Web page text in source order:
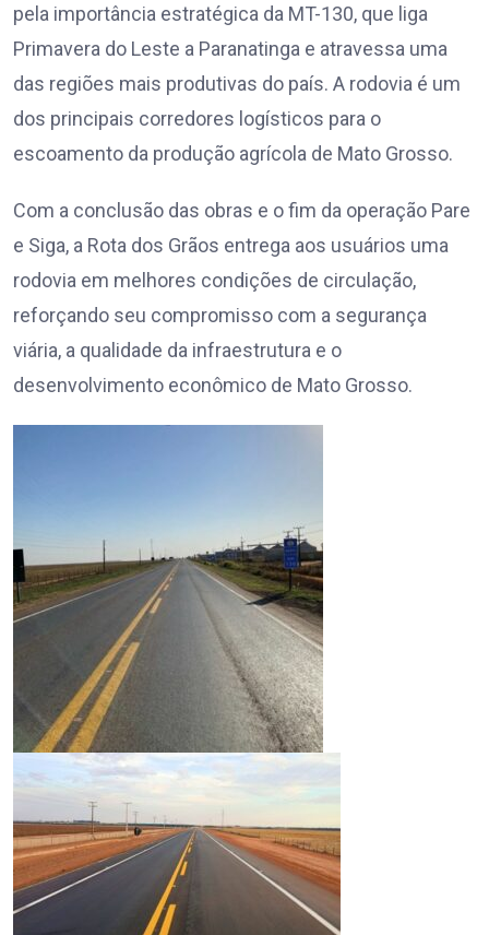
pela importância estratégica da MT-130, que liga
Primavera do Leste a Paranatinga e atravessa uma
das regiões mais produtivas do país. A rodovia é um
dos principais corredores logísticos para o
escoamento da produção agrícola de Mato Grosso.
Com a conclusão das obras e o fim da operação Pare
e Siga, a Rota dos Grãos entrega aos usuários uma
rodovia em melhores condições de circulação,
reforçando seu compromisso com a segurança
viária, a qualidade da infraestrutura e o
desenvolvimento econômico de Mato Grosso.